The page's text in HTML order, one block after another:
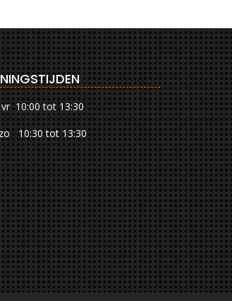
10:00 tot 13:30
10:30 tot 13:30